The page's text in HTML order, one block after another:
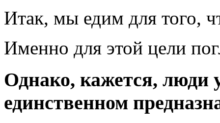
Итак, мы едим для того,
Именно для этой цели
Однако, кажется, люди
единственном